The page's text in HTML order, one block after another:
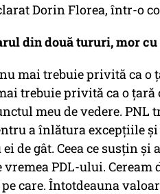
Dorin Florea, într-o
din două tururi, mor cu
mai trebuie privită ca
trebuie privită ca o ţară
meu de vedere.
a înlătura excepţiile
de gât. Ceea ce susţin
PDL-ului.
care. Întotdeauna